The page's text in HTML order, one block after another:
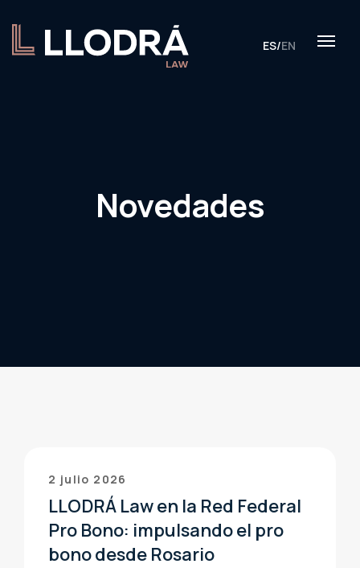
ES/EN
Novedades
2 julio 2026
LLODRÁ Law en la Red Federal
Pro Bono: impulsando el pro
bono desde Rosario